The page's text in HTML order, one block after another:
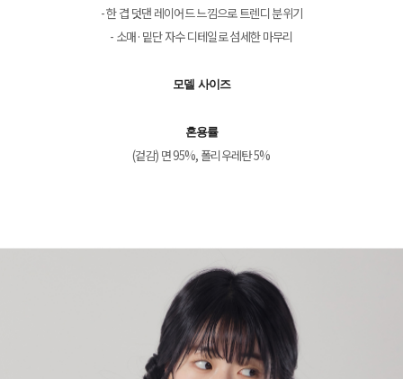
- 한 겹 덧댄 레이어드 느낌으로 트렌디 분위기
- 소매·밑단 자수 디테일로 섬세한 마무리
모델 사이즈
혼용률
(겉감) 면 95%, 폴리우레탄 5%